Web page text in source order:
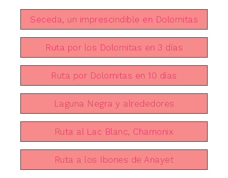
Seceda, un imprescindible en Dolomitas
Ruta por los Dolomitas en 3 días
Ruta por Dolomitas en 10 días
Laguna Negra y alrededores
Ruta al Lac Blanc, Chamonix
Ruta a los Ibones de Anayet